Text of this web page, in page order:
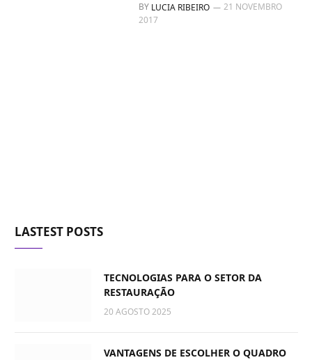
BY LUCIA RIBEIRO
21 NOVEMBRO
2017
LASTEST POSTS
TECNOLOGIAS PARA O SETOR DA
RESTAURAÇÃO
20 AGOSTO 2025
VANTAGENS DE ESCOLHER O QUADRO